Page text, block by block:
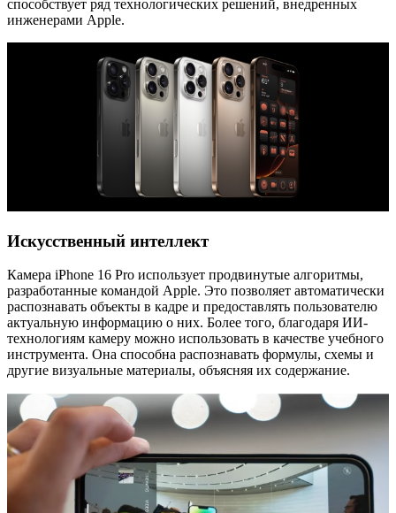
способствует ряд технологических решений, внедренных
инженерами Apple.
Искусственный интеллект
Камера iPhone 16 Pro использует продвинутые алгоритмы,
разработанные командой Apple. Это позволяет автоматически
распознавать объекты в кадре и предоставлять пользователю
актуальную информацию о них. Более того, благодаря ИИ-
технологиям камеру можно использовать в качестве учебного
инструмента. Она способна распознавать формулы, схемы и
другие визуальные материалы, объясняя их содержание.